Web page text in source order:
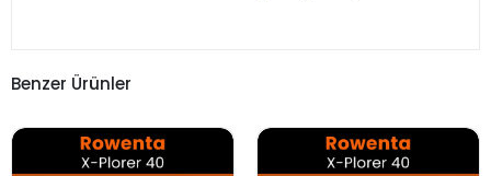
Benzer Ürünler